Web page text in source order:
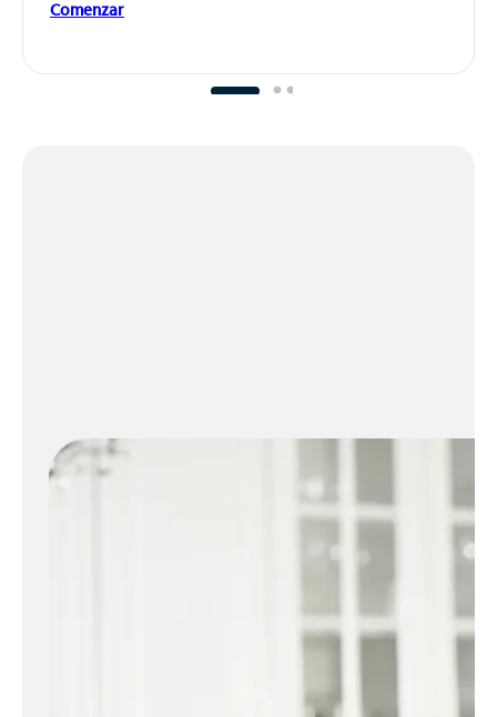
Comenzar